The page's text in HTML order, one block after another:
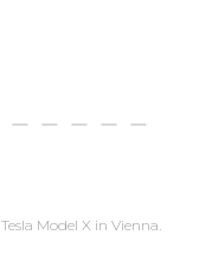
Model X in Vienna.